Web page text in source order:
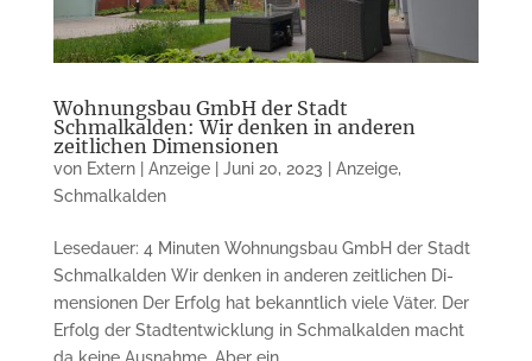
Wohnungsbau GmbH der Stadt
Schmalkalden: Wir denken in anderen
zeitlichen Dimensionen
von Extern | Anzeige| Juni 20, 2023 | Anzeige,
Schmalkalden
Lesedauer: 4 Minuten Wohnungsbau GmbH der Stadt
Schmal­kalden Wir denken in anderen zeitlichen Di­
men­sionen Der Erfolg hat bekanntlich viele Väter. Der
Erfolg der Stadtentwicklung in Schmal­kalden macht
da keine Aus­nah­me. Aber ein...